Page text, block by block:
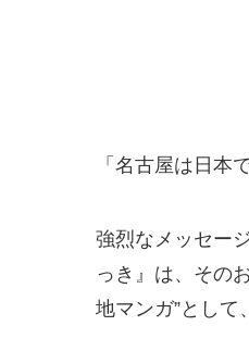
「名古屋は日本
強烈なメッセー
っき』は、その
地マンガ”として